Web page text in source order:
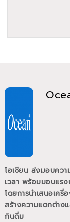
โอเชียน ส่งมอบคว
เวลา พร้อมมอบแรง
โดยการนำเสนอเค
สร้างความแตกต่าง
กินดื่ม